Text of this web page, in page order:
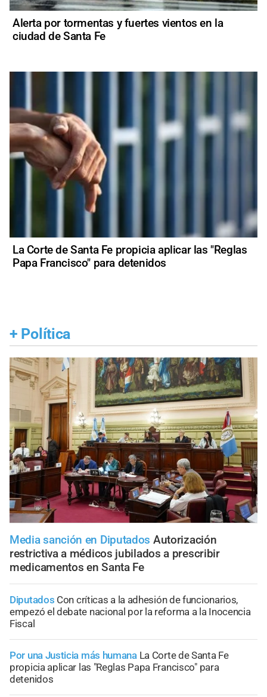
Alerta por tormentas y fuertes vientos en la
ciudad de Santa Fe
La Corte de Santa Fe propicia aplicar las "Reglas
Papa Francisco" para detenidos
+ Política
Media sanción en Diputados Autorización
restrictiva a médicos jubilados a prescribir
medicamentos en Santa Fe
Diputados Con críticas a la adhesión de funcionarios,
empezó el debate nacional por la reforma a la Inocencia
Fiscal
Por una Justicia más humana La Corte de Santa Fe
propicia aplicar las "Reglas Papa Francisco" para
detenidos